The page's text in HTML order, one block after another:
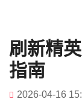
刷新精
指南
2026-04-16